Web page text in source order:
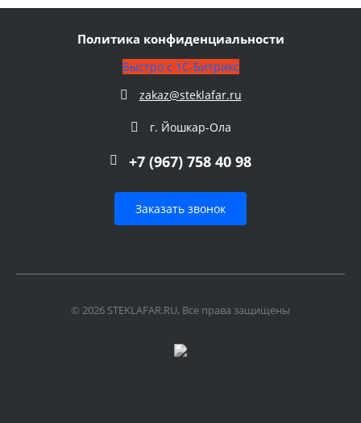
Политика конфиденциальности
Быстро с 1С-Битрикс
zakaz@steklafar.ru
г. Йошкар-Ола
+7 (967) 758 40 98
Заказать звонок
© 2026 STEKLAFAR.RU, Все права защищены